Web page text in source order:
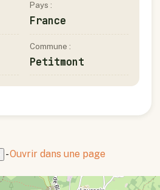
Pays :
France
Commune :
Petitmont
-Ouvrir dans une page